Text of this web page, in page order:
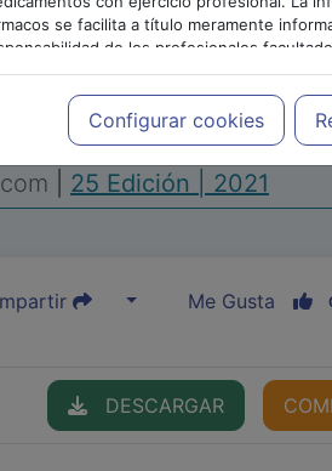
se facilita a título meramente
de los profesionales
y decidir, en cada caso
a las necesidades del paciente.
Configurar cookies
PUBLICIDAD
25 Edición | 2021
Me Gusta
DESCARGAR